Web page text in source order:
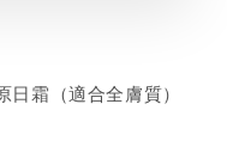
霜（適合全膚質）